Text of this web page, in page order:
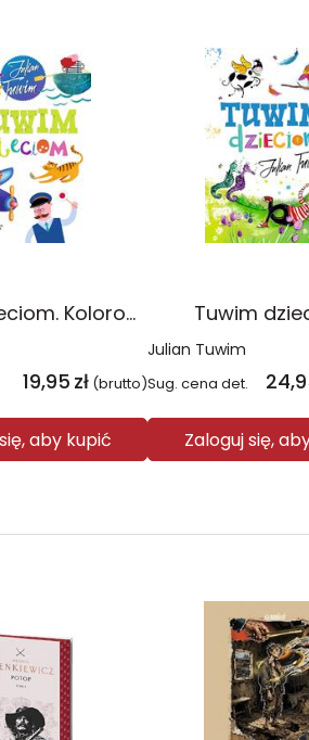
Tuwim dzieciom. Kolorowa klasyka
19,95 zł (brutto)
aby kupić
Tuwim
Julian Tuwim
Sug. cena det.
Zaloguj się,